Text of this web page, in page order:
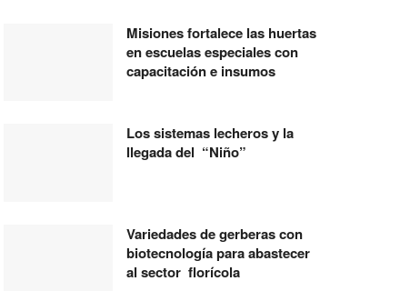
Misiones fortalece las huertas
en escuelas especiales con
capacitación e insumos
Los sistemas lecheros y la
llegada del “Niño”
Variedades de gerberas con
biotecnología para abastecer
al sector florícola